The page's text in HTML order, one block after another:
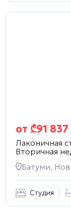
от ₾91 837
Лаконичная
Вторичная
Батуми,
Студия